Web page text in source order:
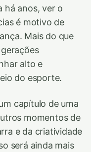
há anos, ver o
é motivo de
Mais do que
alto e
do esporte.
capítulo de uma
momentos de
e da criatividade
será ainda mais